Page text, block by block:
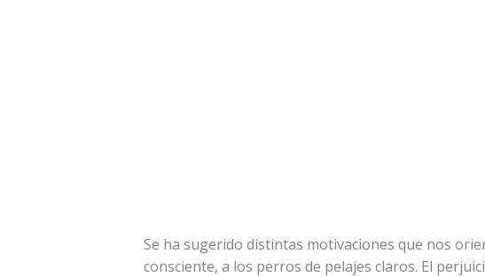
Se ha sugerido distintas motivaciones que nos
consciente, a los perros de pelajes claros. El